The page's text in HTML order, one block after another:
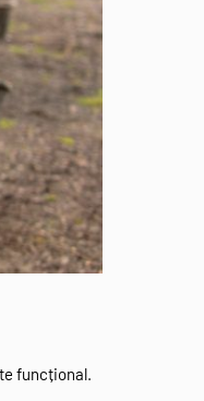
funcțional.